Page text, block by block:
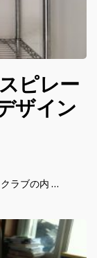
ピレー
ザイン
ラブの内 …